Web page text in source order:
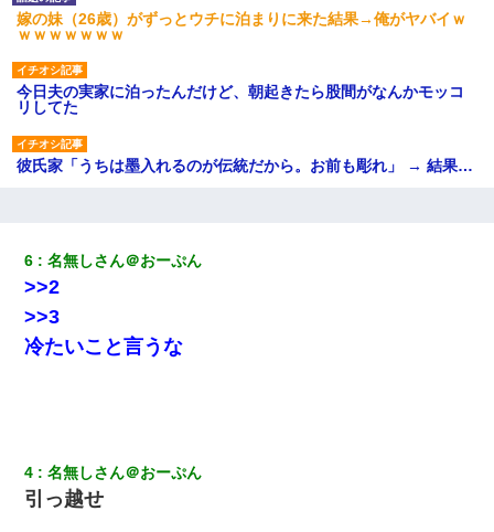
嫁の妹（26歳）がずっとウチに泊まりに来た結果→俺がヤバイｗ
ｗｗｗｗｗｗｗ
今日夫の実家に泊ったんだけど、朝起きたら股間がなんかモッコ
リしてた
彼氏家「うちは墨入れるのが伝統だから。お前も彫れ」 → 結果…
ミスした新人(♀)に冗談で「行為させてくれたら許してあげる」っ
て言ったら・・・
張り紙が！大家「面倒はごめんだよ」私「はあ」→警察に行き、
見回りで犯人が捕まったが、それが…｜生活｜ヌルポあんてな
6 名無しさん＠おーぷん
>>2
>>3
冷たいこと言うな
4 名無しさん＠おーぷん
引っ越せ